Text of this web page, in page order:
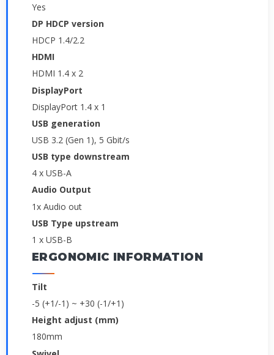
Yes
DP HDCP version
HDCP 1.4/2.2
HDMI
HDMI 1.4 x 2
DisplayPort
DisplayPort 1.4 x 1
USB generation
USB 3.2 (Gen 1), 5 Gbit/s
USB type downstream
4 x USB-A
Audio Output
1x Audio out
USB Type upstream
1 x USB-B
ERGONOMIC INFORMATION
Tilt
-5 (+1/-1) ~ +30 (-1/+1)
Height adjust (mm)
180mm